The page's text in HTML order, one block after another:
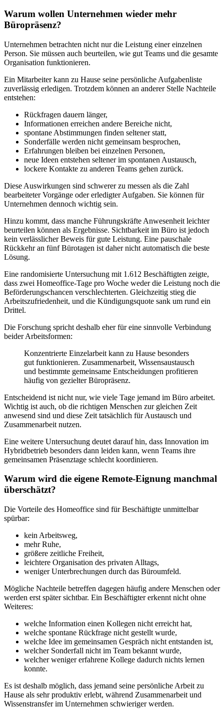
Warum wollen Unternehmen wieder mehr
Büropräsenz?
Unternehmen betrachten nicht nur die Leistung einer einzelnen
Person. Sie müssen auch beurteilen, wie gut Teams und die gesamte
Organisation funktionieren.
Ein Mitarbeiter kann zu Hause seine persönliche Aufgabenliste
zuverlässig erledigen. Trotzdem können an anderer Stelle Nachteile
entstehen:
Rückfragen dauern länger,
Informationen erreichen andere Bereiche nicht,
spontane Abstimmungen finden seltener statt,
Sonderfälle werden nicht gemeinsam besprochen,
Erfahrungen bleiben bei einzelnen Personen,
neue Ideen entstehen seltener im spontanen Austausch,
lockere Kontakte zu anderen Teams gehen zurück.
Diese Auswirkungen sind schwerer zu messen als die Zahl
bearbeiteter Vorgänge oder erledigter Aufgaben. Sie können für
Unternehmen dennoch wichtig sein.
Hinzu kommt, dass manche Führungskräfte Anwesenheit leichter
beurteilen können als Ergebnisse. Sichtbarkeit im Büro ist jedoch
kein verlässlicher Beweis für gute Leistung. Eine pauschale
Rückkehr an fünf Bürotagen ist daher nicht automatisch die beste
Lösung.
Eine randomisierte Untersuchung mit 1.612 Beschäftigten zeigte,
dass zwei Homeoffice-Tage pro Woche weder die Leistung noch die
Beförderungschancen verschlechterten. Gleichzeitig stieg die
Arbeitszufriedenheit, und die Kündigungsquote sank um rund ein
Drittel.
Die Forschung spricht deshalb eher für eine sinnvolle Verbindung
beider Arbeitsformen:
Konzentrierte Einzelarbeit kann zu Hause besonders
gut funktionieren. Zusammenarbeit, Wissensaustausch
und bestimmte gemeinsame Entscheidungen profitieren
häufig von gezielter Büropräsenz.
Entscheidend ist nicht nur, wie viele Tage jemand im Büro arbeitet.
Wichtig ist auch, ob die richtigen Menschen zur gleichen Zeit
anwesend sind und diese Zeit tatsächlich für Austausch und
Zusammenarbeit nutzen.
Eine weitere Untersuchung deutet darauf hin, dass Innovation im
Hybridbetrieb besonders dann leiden kann, wenn Teams ihre
gemeinsamen Präsenztage schlecht koordinieren.
Warum wird die eigene Remote-Eignung manchmal
überschätzt?
Die Vorteile des Homeoffice sind für Beschäftigte unmittelbar
spürbar:
kein Arbeitsweg,
mehr Ruhe,
größere zeitliche Freiheit,
leichtere Organisation des privaten Alltags,
weniger Unterbrechungen durch das Büroumfeld.
Mögliche Nachteile betreffen dagegen häufig andere Menschen oder
werden erst später sichtbar. Ein Beschäftigter erkennt nicht ohne
Weiteres:
welche Information einen Kollegen nicht erreicht hat,
welche spontane Rückfrage nicht gestellt wurde,
welche Idee im gemeinsamen Gespräch nicht entstanden ist,
welcher Sonderfall nicht im Team bekannt wurde,
welcher weniger erfahrene Kollege dadurch nichts lernen
konnte.
Es ist deshalb möglich, dass jemand seine persönliche Arbeit zu
Hause als sehr produktiv erlebt, während Zusammenarbeit und
Wissenstransfer im Unternehmen schwieriger werden.